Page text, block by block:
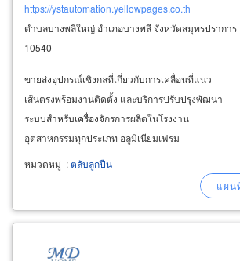
https://ystautomation.yellowpages.co.th
ตำบลบางพลีใหญ่ อำเภอบางพลี จังหวัดสมุทรปราการ
10540
ขายส่งอุปกรณ์เชิงกลที่เกี่ยวกับการเคลื่อนที่แนว
เส้นตรงพร้อมงานติดตั้ง และบริการปรับปรุงพัฒนา
ระบบสำหรับเครื่องจักรการผลิตในโรงงาน
อุตสาหกรรมทุกประเภท อลูมิเนียมเฟรม
(aluminium frames) อลูมิเนียมโปรไฟล์ที่ใช้สำหรับ
หมวดหมู่ :ตลับลูกปืน